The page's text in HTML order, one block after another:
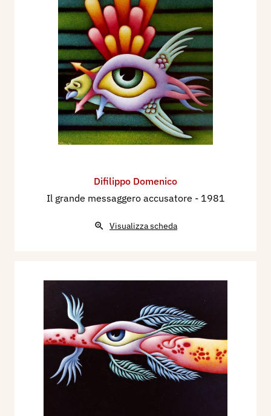
Difilippo Domenico
Il grande messaggero accusatore - 1981
Visualizza scheda